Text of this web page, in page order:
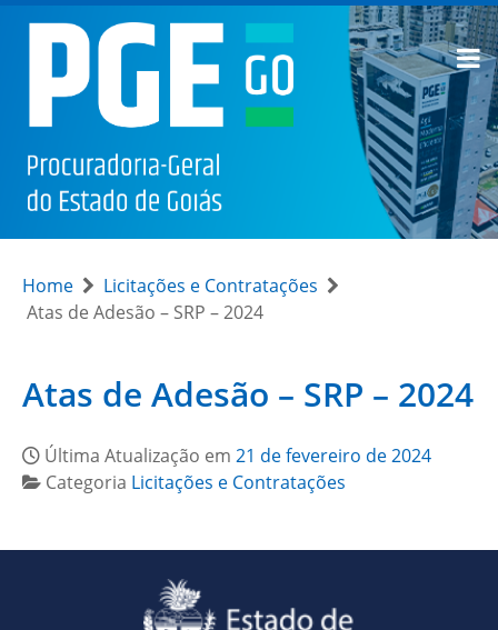
Home
Licitações e Contratações
Atas de Adesão – SRP – 2024
Atas de Adesão – SRP – 2024
Última Atualização em 21 de fevereiro de 2024
Categoria Licitações e Contratações